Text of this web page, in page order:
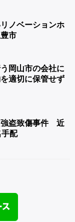
ノベーションホ
市
岡山市の会社に
適切に保管せず
強盗致傷事件 近
手配